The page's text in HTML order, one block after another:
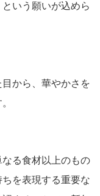
いう願いが込めら
から、華やかさを
る食材以上のもの
を表現する重要な